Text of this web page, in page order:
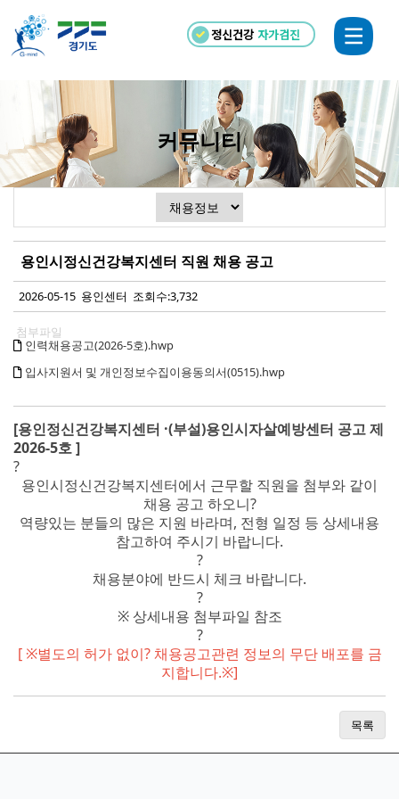
정신건강자가검진
커뮤니티
용인시정신건강복지센터 직원 채용 공고
2026-05-15 용인센터 조회수:3,732
첨부파일
인력채용공고(2026-5호).hwp
입사지원서 및 개인정보수집이용동의서(0515).hwp
[용인정신건강복지센터 ·(부설)용인시자살예방센터 공고 제
2026-5호 ]
?
용인시정신건강복지센터에서 근무할 직원을 첨부와 같이
채용 공고 하오니?
역량있는 분들의 많은 지원 바라며, 전형 일정 등 상세내용
참고하여 주시기 바랍니다.
?
채용분야에 반드시 체크 바랍니다.
?
※ 상세내용 첨부파일 참조
?
[ ※별도의 허가 없이? 채용공고관련 정보의 무단 배포를 금
지합니다.※]
목록